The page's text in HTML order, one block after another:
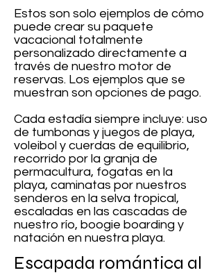
Estos son solo ejemplos de cómo
puede crear su paquete
vacacional totalmente
personalizado directamente a
través de nuestro motor de
reservas. Los ejemplos que se
muestran son opciones de pago.
Cada estadía siempre incluye: uso
de tumbonas y juegos de playa,
voleibol y cuerdas de equilibrio,
recorrido por la granja de
permacultura, fogatas en la
playa, caminatas por nuestros
senderos en la selva tropical,
escaladas en las cascadas de
nuestro río, boogie boarding y
natación en nuestra playa.
Escapada romántica al